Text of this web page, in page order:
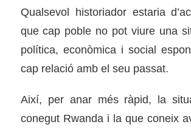
Qualsevol historiador estaria
que cap poble no pot viure una
política, econòmica i social
cap relació amb el seu passat.
Així, per anar més ràpid, la
conegut Rwanda i la que coneix